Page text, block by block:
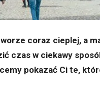
coraz cieplej, a
czas w ciekawy
pokazać Ci te,